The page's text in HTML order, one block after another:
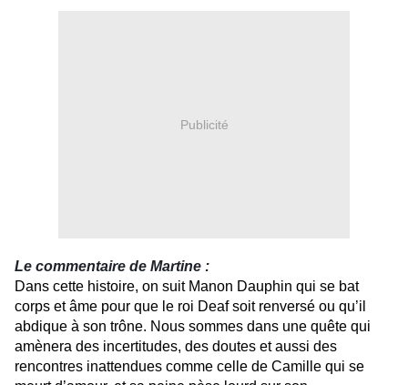
Publicité
Le commentaire de Martine :
Dans cette histoire, on suit Manon Dauphin qui se bat
corps et âme pour que le roi Deaf soit renversé ou qu’il
abdique à son trône. Nous sommes dans une quête qui
amènera des incertitudes, des doutes et aussi des
rencontres inattendues comme celle de Camille qui se